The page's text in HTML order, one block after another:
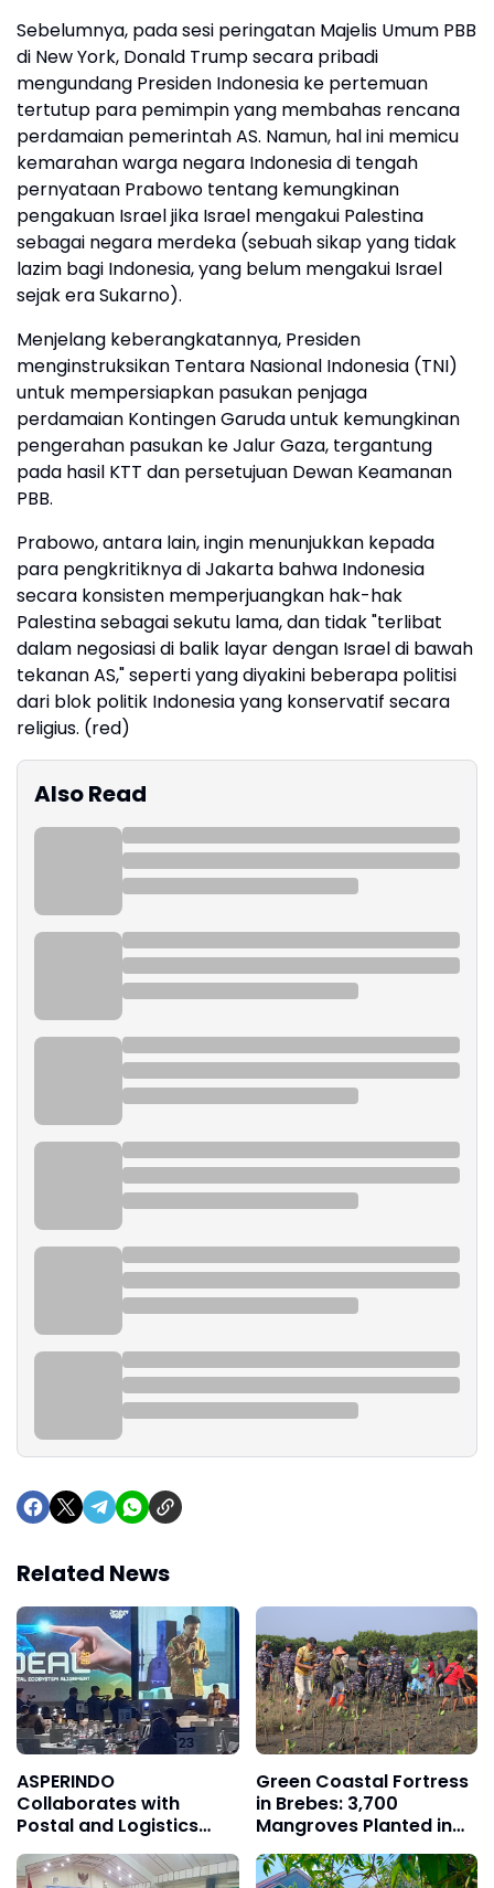
Sebelumnya, pada sesi peringatan Majelis Umum PBB
di New York, Donald Trump secara pribadi
mengundang Presiden Indonesia ke pertemuan
tertutup para pemimpin yang membahas rencana
perdamaian pemerintah AS. Namun, hal ini memicu
kemarahan warga negara Indonesia di tengah
pernyataan Prabowo tentang kemungkinan
pengakuan Israel jika Israel mengakui Palestina
sebagai negara merdeka (sebuah sikap yang tidak
lazim bagi Indonesia, yang belum mengakui Israel
sejak era Sukarno).
Menjelang keberangkatannya, Presiden
menginstruksikan Tentara Nasional Indonesia (TNI)
untuk mempersiapkan pasukan penjaga
perdamaian Kontingen Garuda untuk kemungkinan
pengerahan pasukan ke Jalur Gaza, tergantung
pada hasil KTT dan persetujuan Dewan Keamanan
PBB.
Prabowo, antara lain, ingin menunjukkan kepada
para pengkritiknya di Jakarta bahwa Indonesia
secara konsisten memperjuangkan hak-hak
Palestina sebagai sekutu lama, dan tidak "terlibat
dalam negosiasi di balik layar dengan Israel di bawah
tekanan AS," seperti yang diyakini beberapa politisi
dari blok politik Indonesia yang konservatif secara
religius. (red)
Also Read
Related News
ASPERINDO
Collaborates with
Postal and Logistics
Industry to Reduce High
Logistics Costs
Green Coastal Fortress
in Brebes: 3,700
Mangroves Planted in
Randusanga Kulon to
Fight Abrasion